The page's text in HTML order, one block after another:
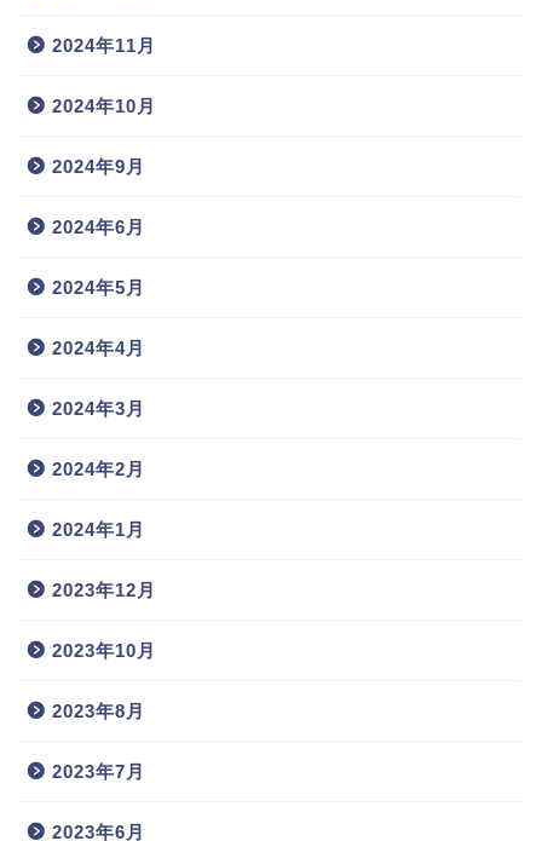
2024年11月
2024年10月
2024年9月
2024年6月
2024年5月
2024年4月
2024年3月
2024年2月
2024年1月
2023年12月
2023年10月
2023年8月
2023年7月
2023年6月